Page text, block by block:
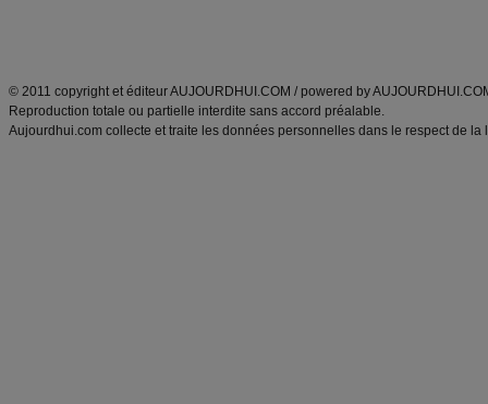
© 2011 copyright et éditeur AUJOURDHUI.COM / powered by
Reproduction totale ou partielle interdite sans accord préalable.
Aujourdhui.com collecte et traite les données personnelles dans le respect de